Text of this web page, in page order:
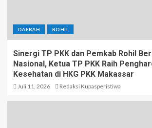
DAERAH ROHIL
Sinergi TP PKK dan Pemkab Rohil
Nasional, Ketua TP PKK Raih
Kesehatan di HKG PKK Makassar
Juli 11, 2026 Redaksi Kupasperistiwa